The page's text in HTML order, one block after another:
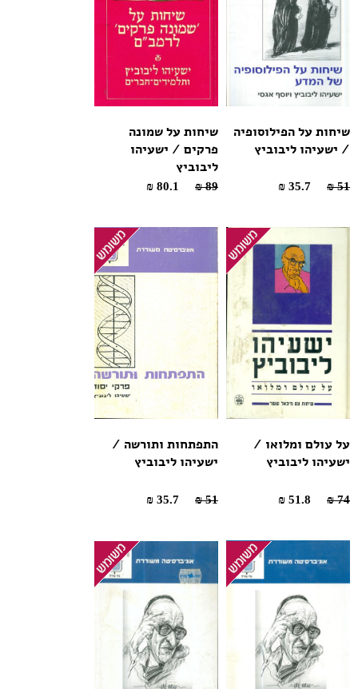
שיחות על הפילוסופיה
/ ישעיהו ליבוביץ
51 ₪
שיחות על שמונה
פרקים / ישעיהו
ליבוביץ
89 ₪
על עולם ומלואו /
ישעיהו ליבוביץ
74 ₪
התפתחות ותורשה /
ישעיהו ליבוביץ
51 ₪